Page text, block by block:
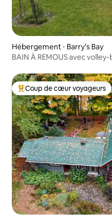
Hébergement ⋅ Barry's Bay
BAIN À REMOUS avec
Coups de cœur voyageurs
Coup de cœur voyageurs